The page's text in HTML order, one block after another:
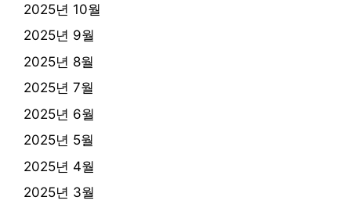
2025년 10월
2025년 9월
2025년 8월
2025년 7월
2025년 6월
2025년 5월
2025년 4월
2025년 3월